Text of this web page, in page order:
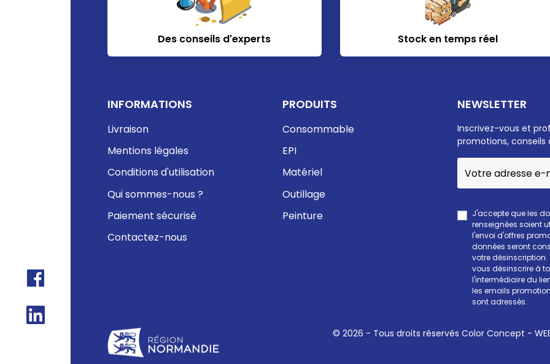
Des conseils d'experts Stock en temps réel
INFORMATIONS
Livraison
Mentions légales
Conditions d'utilisation
Qui sommes-nous ?
Paiement sécurisé
Contactez-nous
PRODUITS
Consommable
EPI
Matériel
Outillage
Peinture
NEWSLETTER
Inscrivez-vous et
promotions, conseils
J'accepte que les
renseignées soient
l'envoi d'offres
données seront
votre désinscription.
vous désinscrire à
l'intermédiaire du
les emails
sont adressés.
© 2026 - Tous droits réservés Color Concept -